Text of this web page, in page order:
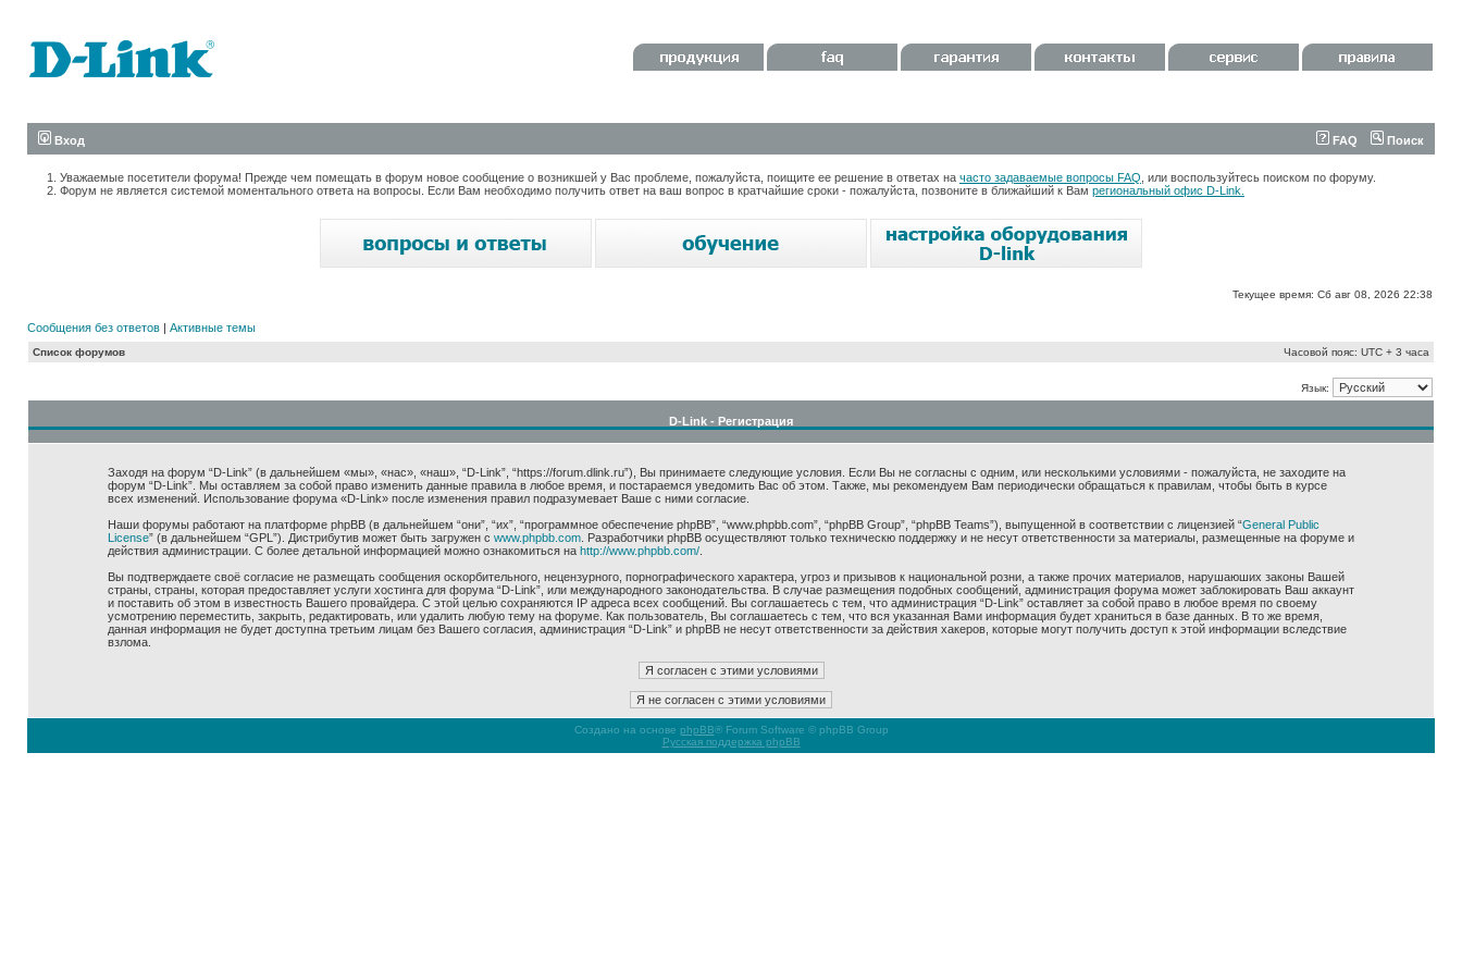
Вход FAQ Поиск
Уважаемые посетители форума! Прежде чем помещать в форум новое сообщение о возникшей у Вас проблеме, пожалуйста, поищите ее решение в ответах на часто задаваемые вопросы FAQ , или воспользуйтесь поиском по форуму.
Форум не является системой моментального ответа на вопросы. Если Вам необходимо получить ответ на ваш вопрос в кратчайшие сроки - пожалуйста, позвоните в ближайший к Вам региональный офис D-Link.
Текущее время: Сб авг 08, 2026 22:38
Сообщения без ответов | Активные темы
Список форумов Часовой пояс: UTC + 3 часа
Язык:
D-Link - Регистрация
Заходя на форум “D-Link” (в дальнейшем «мы», «нас», «наш», “D-Link”, “https://forum.dlink.ru”), Вы принимаете следующие условия. Если Вы не согласны с одним, или несколькими условиями - пожалуйста, не заходите на
форум “D-Link”. Мы оставляем за собой право изменить данные правила в любое время, и постараемся уведомить Вас об этом. Также, мы рекомендуем Вам периодически обращаться к правилам, чтобы быть в курсе
всех изменений. Использование форума «D-Link» после изменения правил подразумевает Ваше с ними согласие.
Наши форумы работают на платформе phpBB (в дальнейшем “они”, “их”, “программное обеспечение phpBB”, “www.phpbb.com”, “phpBB Group”, “phpBB Teams”), выпущенной в соответствии с лицензией “General Public
License” (в дальнейшем “GPL”). Дистрибутив может быть загружен с www.phpbb.com. Разработчики phpBB осуществляют только техническю поддержку и не несут ответственности за материалы, размещенные на форуме и
действия администрации. С более детальной информацией можно ознакомиться на http://www.phpbb.com/.
Вы подтверждаете своё согласие не размещать сообщения оскорбительного, нецензурного, порнографического характера, угроз и призывов к национальной розни, а также прочих материалов, нарушаюших законы Вашей
страны, страны, которая предоставляет услуги хостинга для форума “D-Link”, или международного законодательства. В случае размещения подобных сообщений, администрация форума может заблокировать Ваш аккаунт
и поставить об этом в известность Вашего провайдера. С этой целью сохраняются IP адреса всех сообщений. Вы соглашаетесь с тем, что администрация “D-Link” оставляет за собой право в любое время по своему
усмотрению переместить, закрыть, редактировать, или удалить любую тему на форуме. Как пользователь, Вы соглашаетесь с тем, что вся указанная Вами информация будет храниться в базе данных. В то же время,
данная информация не будет доступна третьим лицам без Вашего согласия, администрация “D-Link” и phpBB не несут ответственности за действия хакеров, которые могут получить доступ к этой информации вследствие
взлома.
Создано на основе phpBB® Forum Software © phpBB Group
Русская поддержка phpBB